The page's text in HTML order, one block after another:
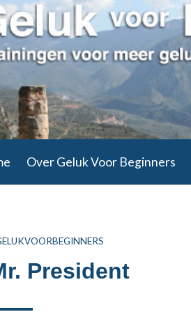
Over Geluk Voor Beginners
President